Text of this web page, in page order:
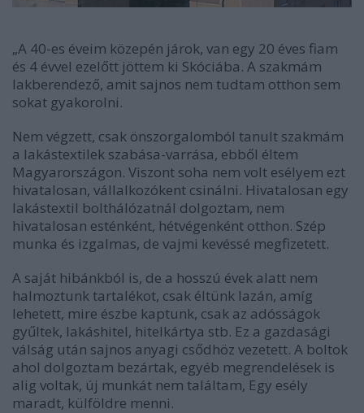
„A 40-es éveim közepén járok, van egy 20 éves fiam
és 4 évvel ezelőtt jöttem ki Skóciába. A szakmám
lakberendező, amit sajnos nem tudtam otthon sem
sokat gyakorolni.
Nem végzett, csak önszorgalomból tanult szakmám
a lakástextilek szabása-varrása, ebből éltem
Magyarországon. Viszont soha nem volt esélyem ezt
hivatalosan, vállalkozókent csinálni. Hivatalosan egy
lakástextil bolthálózatnál dolgoztam, nem
hivatalosan esténként, hétvégenként otthon. Szép
munka és izgalmas, de vajmi kevéssé megfizetett.
A saját hibánkból is, de a hosszú évek alatt nem
halmoztunk tartalékot, csak éltünk lazán, amíg
lehetett, mire észbe kaptunk, csak az adósságok
gyűltek, lakáshitel, hitelkártya stb. Ez a gazdasági
válság után sajnos anyagi csődhöz vezetett. A boltok
ahol dolgoztam bezártak, egyéb megrendelések is
alig voltak, új munkát nem találtam, Egy esély
maradt, külföldre menni.